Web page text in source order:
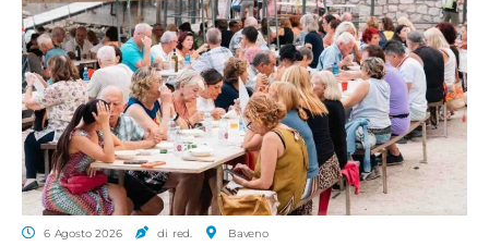
6 Agosto 2026 di red. Baveno